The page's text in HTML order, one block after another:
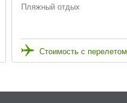
Пляжный отдых
Стоимость с перелетом